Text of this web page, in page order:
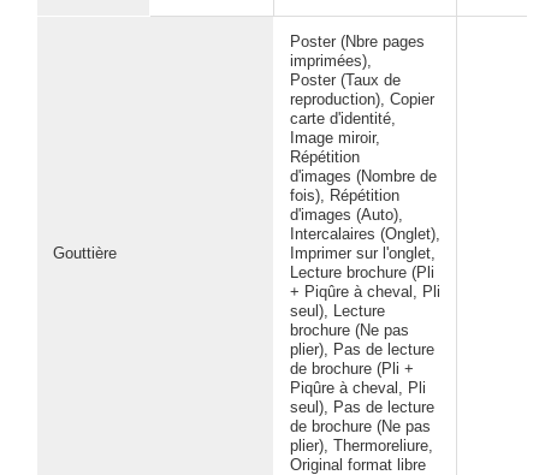
Gouttière
Poster (Nbre pages
imprimées),
Poster (Taux de
reproduction), Copier
carte d'identité,
Image miroir,
Répétition
d'images (Nombre de
fois), Répétition
d'images (Auto),
Intercalaires (Onglet),
Imprimer sur l'onglet,
Lecture brochure (Pli
+ Piqûre à cheval, Pli
seul), Lecture
brochure (Ne pas
plier), Pas de lecture
de brochure (Pli +
Piqûre à cheval, Pli
seul), Pas de lecture
de brochure (Ne pas
plier), Thermoreliure,
Original format libre